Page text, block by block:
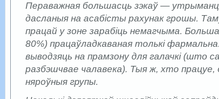
Пераважная большасць зэкаў —
дасланыя на асабісты рахунак грошы.
працай у зоне зарабіць немагчыма.
80%) працаўладкаваная толькі
выводзяць на прамзону для галачкі (што
разбэшчвае чалавека). Тыя ж, хто працуе,
няроўныя групы.